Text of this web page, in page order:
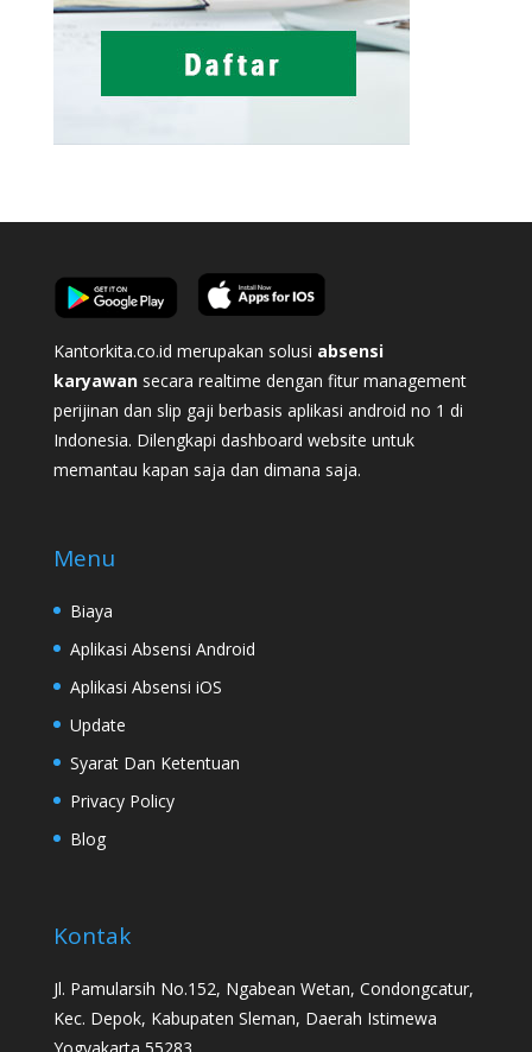
Kantorkita.co.id merupakan solusi absensi
karyawan secara realtime dengan fitur management
perijinan dan slip gaji berbasis aplikasi android no 1 di
Indonesia. Dilengkapi dashboard website untuk
memantau kapan saja dan dimana saja.
Menu
Biaya
Aplikasi Absensi Android
Aplikasi Absensi iOS
Update
Syarat Dan Ketentuan
Privacy Policy
Blog
Kontak
Jl. Pamularsih No.152, Ngabean Wetan, Condongcatur,
Kec. Depok, Kabupaten Sleman, Daerah Istimewa